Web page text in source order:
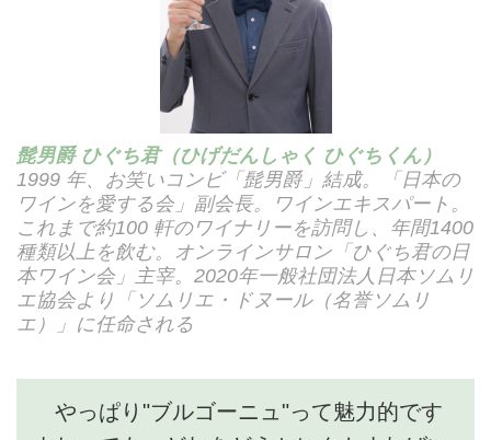
髭男爵 ひぐち君（ひげだんしゃく ひぐちくん）
1999 年、お笑いコンビ「髭男爵」結成。「日本の
ワインを愛する会」副会長。ワインエキスパート。
これまで約100 軒のワイナリーを訪問し、年間1400
種類以上を飲む。オンラインサロン「ひぐち君の日
本ワイン会」主宰。2020年一般社団法人日本ソムリ
エ協会より「ソムリエ・ドヌール（名誉ソムリ
エ）」に任命される
やっぱり"ブルゴーニュ"って魅力的です